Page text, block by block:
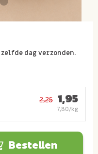
dag verzonden.
2,25 1,95
7,80/kg
Bestellen